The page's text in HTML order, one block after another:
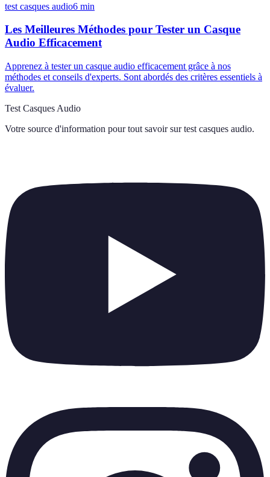
test casques audio6 min
Les Meilleures Méthodes pour Tester un Casque
Audio Efficacement
Apprenez à tester un casque audio efficacement grâce à nos
méthodes et conseils d'experts. Sont abordés des critères essentiels à
évaluer.
Test Casques Audio
Votre source d'information pour tout savoir sur test casques audio.